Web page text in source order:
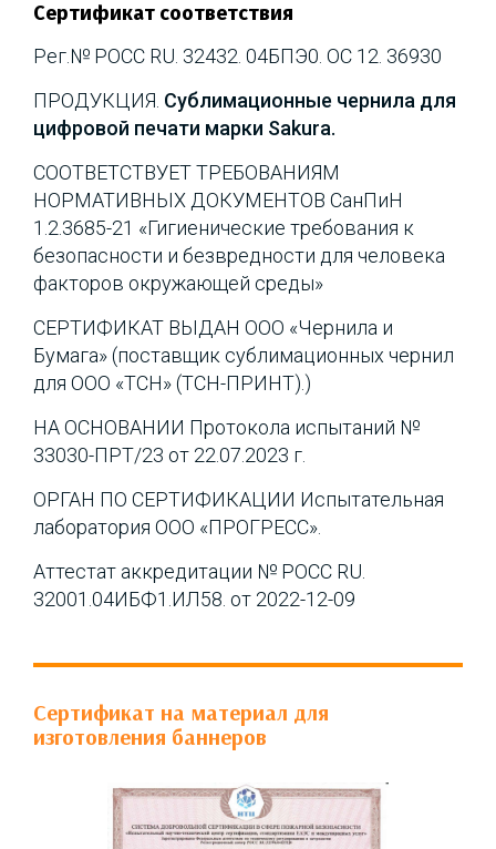
Сертификат соответствия
Рег.№ РОСС RU. 32432. 04БПЭ0. ОС 12. 36930
ПРОДУКЦИЯ. Сублимационные чернила для
цифровой печати марки Sakura.
СООТВЕТСТВУЕТ ТРЕБОВАНИЯМ
НОРМАТИВНЫХ ДОКУМЕНТОВ CанПиН
1.2.3685-21 «Гигиенические требования к
безопасности и безвредности для человека
факторов окружающей среды»
СЕРТИФИКАТ ВЫДАН ООО «Чернила и
Бумага» (поставщик сублимационных чернил
для ООО «ТСН» (ТСН-ПРИНТ).)
НА ОСНОВАНИИ Протокола испытаний №
33030-ПРТ/23 от 22.07.2023 г.
ОРГАН ПО СЕРТИФИКАЦИИ Испытательная
лаборатория ООО «ПРОГРЕСС».
Аттестат аккредитации № РОСС RU.
32001.04ИБФ1.ИЛ58. от 2022-12-09
Сертификат на материал для
изготовления баннеров